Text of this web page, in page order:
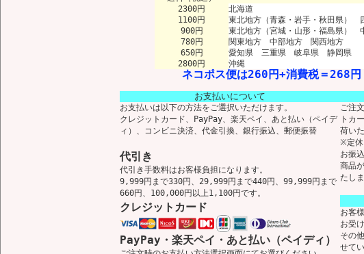
2300円
北海道
1100円
東北地方（青森・岩手・秋田県）
900円
東北地方（宮城・山形・福島県）
780円
関東地方 中部地方 関西地方
650円
愛知県 三重県 岐阜県 静岡県
2800円
沖縄
ネコポス便は260円+消費税＝268
お支払いについて
お支払いは以下の方法をご選択いただけます。
クレジットカード、PayPay、楽天ペイ、あと払い（ペイデ
ィ）、コンビニ決済、代金引換、銀行振込、郵便振替
代引き
代引き手数料はお客様負担になります。
9,999円まで330円、29,999円まで440円、99,999円まで
660円、100,000円以上1,100円です。
クレジットカード
PayPay・楽天ペイ・あと払い（ペイディ）
ご注
トカ
荷い
※定休
お振
商品
たしま
お客
お受
その
せて